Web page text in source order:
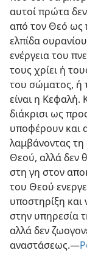
αυτοί πρώτα
από τον Θεό ως
ελπίδα
ενέργεια του
τους χρίει ή
του σώματος, ή
είναι η Κεφαλή.
διάκρισι ως
υποφέρουν και
λαμβάνοντας τη
Θεού, αλλά δεν
στη γη στον
του Θεού
υποστηρίξη
στην υπηρεσία
αλλά δεν
αναστάσεως.—